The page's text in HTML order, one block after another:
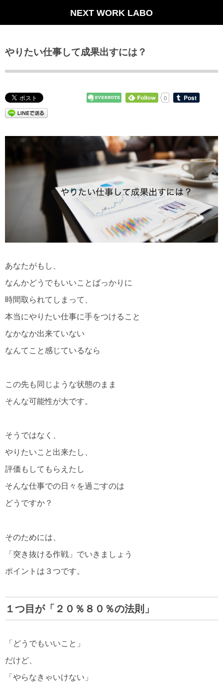
NEXT WORK LABO
やりたい仕事して成果出すには？
0
あなたがもし、
なんかどうでもいいことばっかりに
時間取られてしまって、
本当にやりたい仕事に手をつけること
なかなか出来ていない
なんてこと感じているなら
この先も同じような状態のまま
そんな可能性が大です。
そうではなく、
やりたいこと出来たし、
評価もしてもらえたし
そんな仕事での日々を過ごすのは
どうですか？
そのためには、
「突き抜ける作戦」でいきましょう
ポイントは３つです。
１つ目が「２０％８０％の法則」
「どうでもいいこと」
だけど、
「やらなきゃいけない」